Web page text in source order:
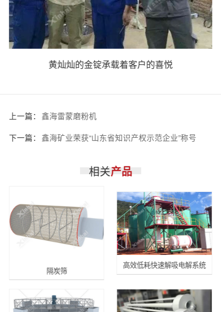
黄灿灿的金锭承载着客户的喜悦
上一篇： 鑫海雷蒙磨粉机
下一篇： 鑫海矿业荣获“山东省知识产权示范企业”称号
相关产品
隔炭筛
高效低耗快速解吸电解系统